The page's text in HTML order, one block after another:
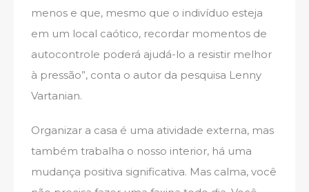
menos e que, mesmo que o indivíduo esteja
em um local caótico, recordar momentos de
autocontrole poderá ajudá-lo a resistir melhor
à pressão”, conta o autor da pesquisa Lenny
Vartanian.
Organizar a casa é uma atividade externa, mas
também trabalha o nosso interior, há uma
mudança positiva significativa. Mas calma, você